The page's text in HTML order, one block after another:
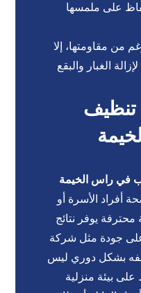
على ملمسها
من مقاومتها، إلا
الغبار والبقع
تنظيف
في راس الخيمة
أفراد الأسرة أو
محترفة يوفر نتائج
على جودة مثل شركة
بشكل دوري ليس
بيئة منزلية